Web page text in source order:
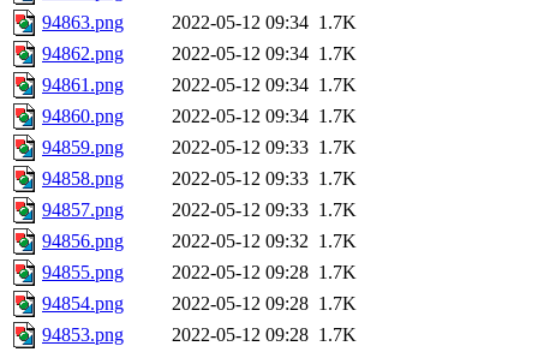
94863.png
2022-05-12 09:34 1.7K
94862.png
2022-05-12 09:34 1.7K
94861.png
2022-05-12 09:34 1.7K
94860.png
2022-05-12 09:34 1.7K
94859.png
2022-05-12 09:33 1.7K
94858.png
2022-05-12 09:33 1.7K
94857.png
2022-05-12 09:33 1.7K
94856.png
2022-05-12 09:32 1.7K
94855.png
2022-05-12 09:28 1.7K
94854.png
2022-05-12 09:28 1.7K
94853.png
2022-05-12 09:28 1.7K